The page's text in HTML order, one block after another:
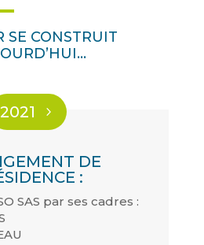
SE CONSTRUIT
2021
DE
:
SAS par ses cadres :